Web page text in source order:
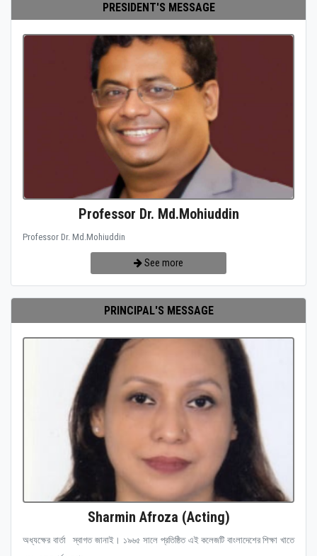
PRESIDENT'S MESSAGE
Professor Dr. Md.Mohiuddin
Professor Dr. Md.Mohiuddin
See more
PRINCIPAL'S MESSAGE
Sharmin Afroza (Acting)
অধ্যক্ষের বার্তা স্বাগত জানাই। ১৯৬৫ সালে প্রতিষ্ঠিত এই কলেজটি বাংলাদেশের শিক্ষা খাতে